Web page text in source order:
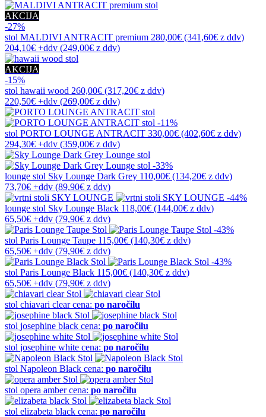
AKCIJA
-27%
stol MALDIVI ANTRACIT premium 280,00€ (341,60€ z ddv)
204,10€ +ddv (249,00€ z ddv)
AKCIJA
-15%
stol hawaii wood 260,00€ (317,20€ z ddv)
220,50€ +ddv (269,00€ z ddv)
-11%
stol PORTO LOUNGE ANTRACIT 330,00€ (402,60€ z ddv)
294,30€ +ddv (359,00€ z ddv)
-33%
lounge stol Sky Lounge Dark Grey 110,00€ (134,20€ z ddv)
73,70€ +ddv (89,90€ z ddv)
-44%
lounge stol Sky Lounge Black 118,00€ (144,00€ z ddv)
65,50€ +ddv (79,90€ z ddv)
-43%
stol Paris Lounge Taupe 115,00€ (140,30€ z ddv)
65,50€ +ddv (79,90€ z ddv)
-43%
stol Paris Lounge Black 115,00€ (140,30€ z ddv)
65,50€ +ddv (79,90€ z ddv)
stol chiavari clear cena: po naročilu
stol josephine black cena: po naročilu
stol josephine white cena: po naročilu
stol Napoleon Black cena: po naročilu
stol opera amber cena: po naročilu
stol elizabeta black cena: po naročilu